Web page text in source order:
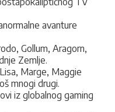
avanture
Gollum, Aragorn,
Zemlje.
Marge, Maggie
mnogi drugi.
iz globalnog gaming